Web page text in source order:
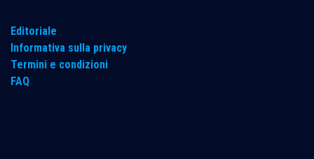
Editoriale
Informativa sulla privacy
Termini e condizioni
FAQ